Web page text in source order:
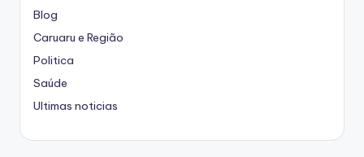
Blog
Caruaru e Região
Politica
Saúde
Ultimas noticias